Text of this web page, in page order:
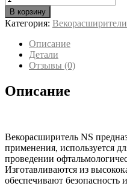
товара
Векорасширитель
NS
В корзину
Категория: Векорасширители
Описание
Детали
Отзывы (0)
Описание
Векорасширитель NS
применения, используется
проведении
Изготавливаются из
обеспечивают безопасность